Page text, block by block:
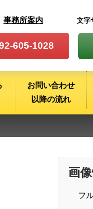
事務所案内 文字
605-1028
お問い合わせ
以降の流れ
画
フ